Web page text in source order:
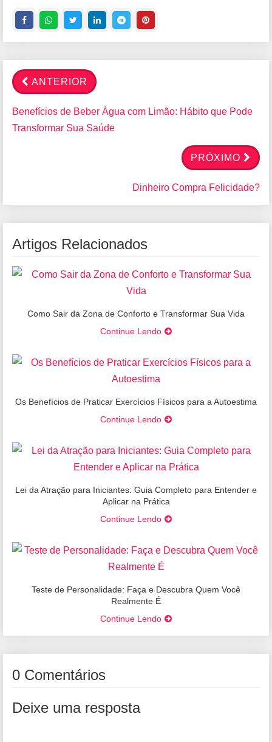
ANTERIOR
Benefícios de Beber Água com Limão: Hábito que Pode
Transformar Sua Saúde
PRÓXIMO
Dinheiro Compra Felicidade?
Artigos Relacionados
Como Sair da Zona de Conforto e Transformar Sua Vida
Continue Lendo
Os Benefícios de Praticar Exercícios Físicos para a Autoestima
Continue Lendo
Lei da Atração para Iniciantes: Guia Completo para Entender e
Aplicar na Prática
Continue Lendo
Teste de Personalidade: Faça e Descubra Quem Você
Realmente É
Continue Lendo
0 Comentários
Deixe uma resposta